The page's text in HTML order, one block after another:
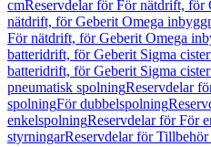
cmReservdelar för För nätdrift, för
nätdrift, för Geberit Omega
För nätdrift, för Geberit Omega
batteridrift, för Geberit Sigma
batteridrift, för Geberit Sigma
pneumatisk spolningReservdelar
spolningFör dubbelspolning
enkelspolningReservdelar för För
styrningarReservdelar för